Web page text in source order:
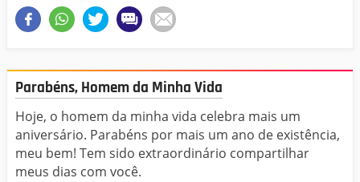
Parabéns, Homem da Minha Vida
Hoje, o homem da minha vida celebra mais um
aniversário. Parabéns por mais um ano de existência,
meu bem! Tem sido extraordinário compartilhar
meus dias com você.